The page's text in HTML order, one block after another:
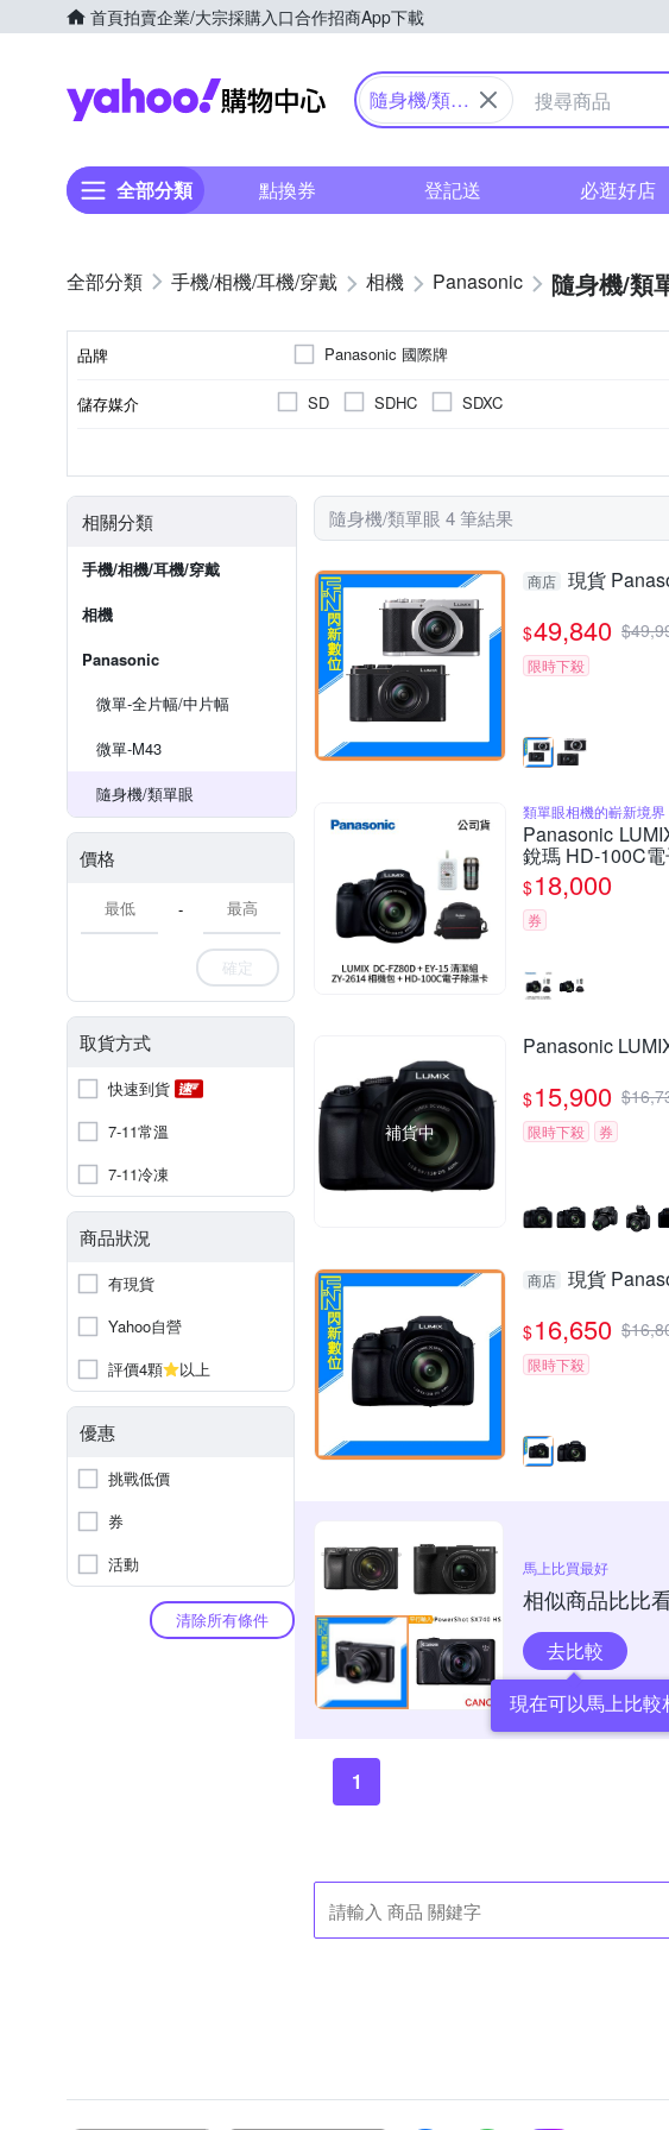
首頁拍賣企業/大宗採購入口合作招商App下載
Yahoo購物中心
隨身機/類單
全部分類 點換券 登記送 必逛好店
手機/相機/耳機/穿戴 相機 Panasonic 隨身機/類
品牌 Panasonic 國際牌
儲存媒介 SD SDHC SDXC
相關分類
手機/相機/耳機/穿戴
相機
Panasonic
微單-全片幅/中片幅
微單-M43
隨身機/類單眼
價格
-
確定
取貨方式
快速到貨
7-11常溫
7-11冷凍
商品狀況
有現貨
Yahoo自營
評價4顆
以上
優惠
挑戰低價
券
活動
清除所有條件
隨身機/類單眼 4 筆結果
商店 現貨
$49,840 $
限時下殺
類單眼相機的嶄新境界
Panasonic
銳瑪 HD-100C
$18,000
券
補貨中
Panasonic
$15,900 $
限時下殺 券
商店 現貨
$16,650 $
限時下殺
馬上比買最好
相似商品比比
去比較
現在可以馬上比較
1